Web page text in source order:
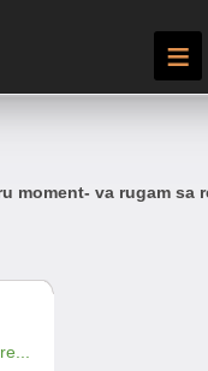
≡
moment- va rugam sa